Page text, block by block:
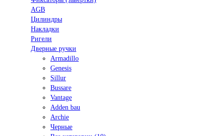
AGB
Цилиндры
Накладки
Ригели
Дверные ручки
Armadillo
Genesis
Sillur
Bussare
Vantage
Adden bau
Archie
Черные